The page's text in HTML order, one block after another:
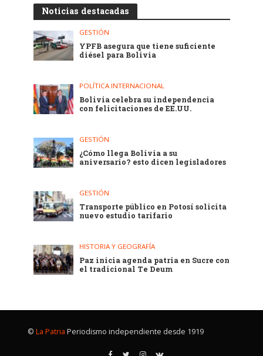
Noticias destacadas
GESTIÓN
YPFB asegura que tiene suficiente
diésel para Bolivia
POLÍTICA INTERNACIONAL
Bolivia celebra su independencia
con felicitaciones de EE.UU.
GESTIÓN
¿Cómo llega Bolivia a su
aniversario? esto dicen legisladores
GESTIÓN
Transporte público en Potosí solicita
nuevo estudio tarifario
HISTORIA Y GEOGRAFÍA
Paz inicia agenda patria en Sucre con
el tradicional Te Deum
© La Patria Periodismo independiente desde 1919